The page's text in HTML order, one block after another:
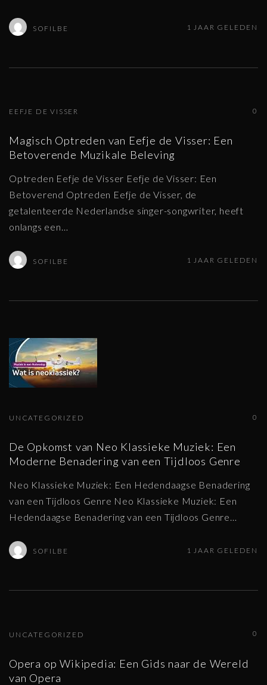
SOFILBE 1 JAAR GELEDEN
0
EEFJE DE VISSER
Magisch Optreden van Eefje de Visser: Een
Betoverende Muzikale Beleving
Optreden Eefje de Visser Eefje de Visser: Een
Betoverend Optreden Eefje de Visser, de
getalenteerde Nederlandse singer-songwriter, heeft
onlangs een…
SOFILBE 1 JAAR GELEDEN
0
UNCATEGORIZED
De Opkomst van Neo Klassieke Muziek: Een
Moderne Benadering van een Tijdloos Genre
Neo Klassieke Muziek: Een Hedendaagse Benadering
van een Tijdloos Genre Neo Klassieke Muziek: Een
Hedendaagse Benadering van een Tijdloos Genre…
SOFILBE 1 JAAR GELEDEN
0
UNCATEGORIZED
Opera op Wikipedia: Een Gids naar de Wereld
van Opera